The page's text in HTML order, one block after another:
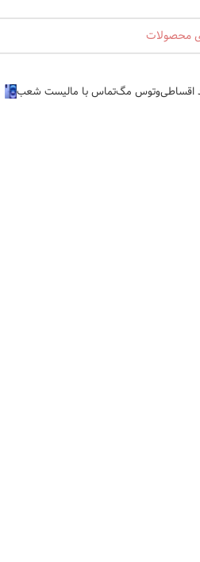
اقساطیوتوس مگتماس با مالیست شعب